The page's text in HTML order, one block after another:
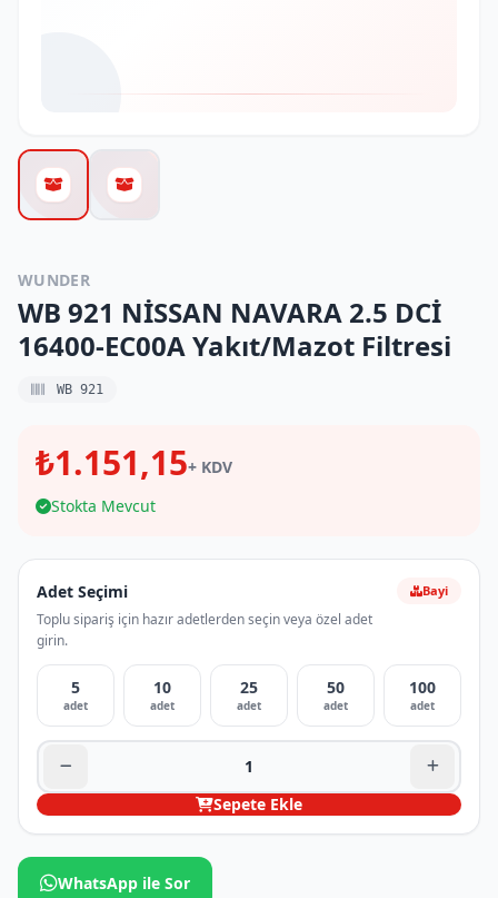
WUNDER
WB 921 NİSSAN NAVARA 2.5 DCİ
16400-EC00A Yakıt/Mazot Filtresi
WB 921
₺1.151,15+ KDV
Stokta Mevcut
Adet Seçimi
Toplu sipariş için hazır adetlerden seçin veya özel adet
girin.
Bayi
5
adet
10
adet
25
adet
50
adet
100
adet
Sepete Ekle
WhatsApp ile Sor